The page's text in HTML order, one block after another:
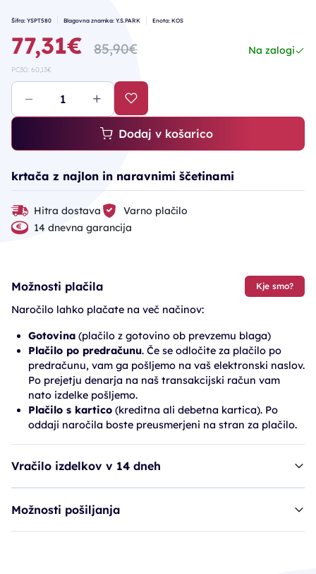
Šifra: YSPT580 Blagovna znamka: Y.S.PARK Enota: KOS
77,31€ 85,90€ Na zalogi
PC30: 60,13€
Dodaj v košarico
krtača z najlon in naravnimi ščetinami
Hitra dostava
Varno plačilo
14 dnevna garancija
Možnosti plačila Kje smo?
Naročilo lahko plačate na več načinov:
Gotovina (plačilo z gotovino ob prevzemu blaga)
Plačilo po predračunu. Če se odločite za plačilo po
predračunu, vam ga pošljemo na vaš elektronski naslov.
Po prejetju denarja na naš transakcijski račun vam
nato izdelke pošljemo.
Plačilo s kartico (kreditna ali debetna kartica). Po
oddaji naročila boste preusmerjeni na stran za plačilo.
Vračilo izdelkov v 14 dneh
Možnosti pošiljanja